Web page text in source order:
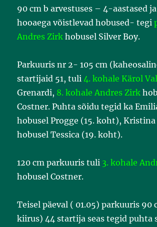
90 cm b arvestuses – 4-aastased
hooaega võistlevad hobused- tegi
Andres Zirk hobusel Silver Boy.
Parkuuris nr 2- 105 cm
startijaid 51, tuli4. kohale Kärol
Grenardi, 8. kohale Andres Zirk
Costner. Puhta sõidu tegid ka
hobusel Progge (15. koht), Kristina
hobusel Tessica (19. koht).
120 cm parkuuris tuli 3. kohale
hobusel Costner.
Teisel päeval ( 01.05) parkuuris
kiirus) 44 startija seas tegid puhta